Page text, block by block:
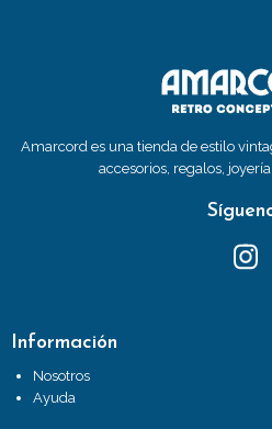
Amarcord es una tienda de estilo
accesorios, regalos,
Información
Nosotros
Ayuda